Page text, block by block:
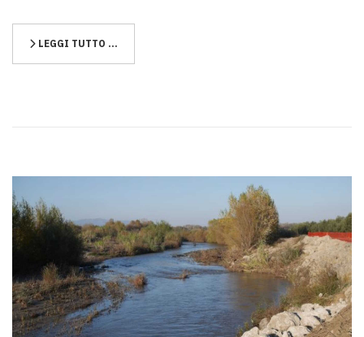
LEGGI TUTTO …